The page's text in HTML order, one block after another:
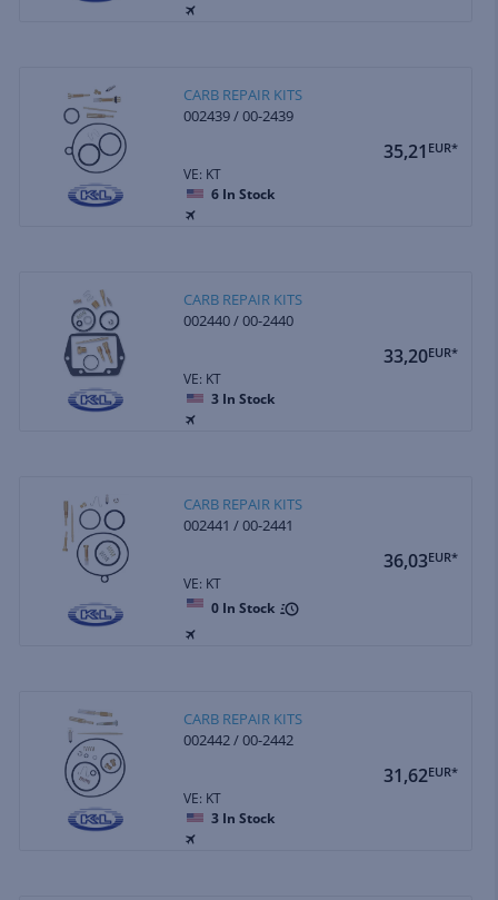
CARB REPAIR KITS
002439 / 00-2439
35,21 EUR*
VE: KT
6 In Stock
CARB REPAIR KITS
002440 / 00-2440
33,20EUR*
VE: KT
3 In Stock
CARB REPAIR KITS
002441 / 00-2441
36,03EUR*
VE: KT
0 In Stock
CARB REPAIR KITS
002442 / 00-2442
31,62EUR*
VE: KT
3 In Stock